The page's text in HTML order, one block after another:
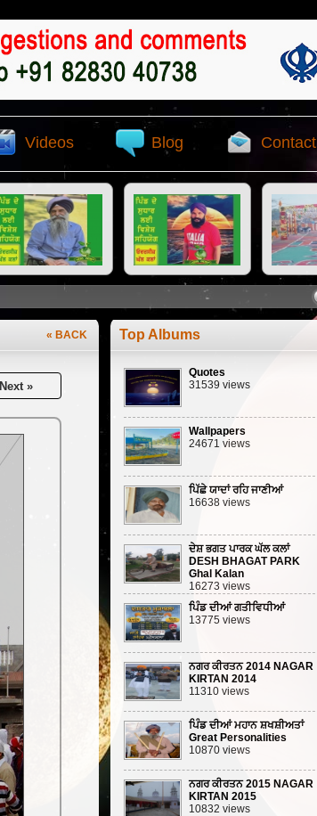
Videos Blog Contact
« BACK
Next »
Top Albums
Quotes
31539 views
Wallpapers
24671 views
ਪਿੱਛੇ ਯਾਦਾਂ ਰਹਿ ਜਾਣੀਆਂ
16638 views
ਦੇਸ਼ ਭਗਤ ਪਾਰਕ ਘੱਲ ਕਲਾਂ
DESH BHAGAT PARK
Ghal Kalan
16273 views
ਪਿੰਡ ਦੀਆਂ ਗਤੀਵਿਧੀਆਂ
13775 views
ਨਗਰ ਕੀਰਤਨ 2014 NAGAR
KIRTAN 2014
11310 views
ਪਿੰਡ ਦੀਆਂ ਮਹਾਨ ਸ਼ਖਸ਼ੀਅਤਾਂ
Great Personalities
10870 views
ਨਗਰ ਕੀਰਤਨ 2015 NAGAR
KIRTAN 2015
10832 views